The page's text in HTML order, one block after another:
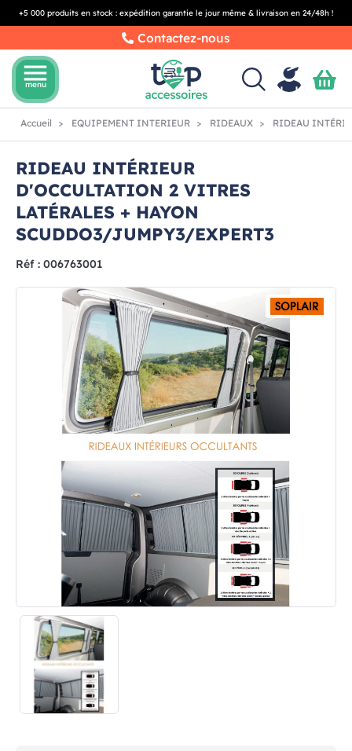
+5 000 produits en stock : expédition garantie le jour même & livraison en 24/48h !
Contactez-nous
menu
menu
Accueil EQUIPEMENT INTERIEUR RIDEAUX RIDEAU
RIDEAU INTÉRIEUR
D'OCCULTATION 2 VITRES
LATÉRALES + HAYON
SCUDDO3/JUMPY3/EXPERT3
Réf : 006763001